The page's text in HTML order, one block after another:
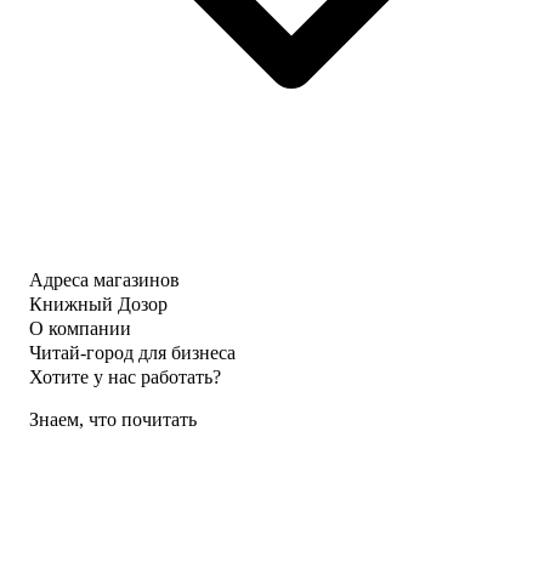
Адреса магазинов
Книжный Дозор
О компании
Читай-город для бизнеса
Хотите у нас работать?
Знаем, что почитать